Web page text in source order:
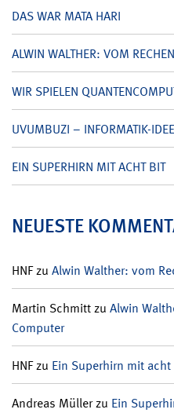
DAS WAR MATA HARI
ALWIN WALTHER: VOM
WIR SPIELEN
UVUMBUZI – INFORMATIK-
EIN SUPERHIRN MIT ACHT BIT
NEUESTE
HNFzu Alwin Walther: vom
Martin Schmittzu Alwin
Computer
HNFzu Ein Superhirn mit
Andreas Müllerzu Ein